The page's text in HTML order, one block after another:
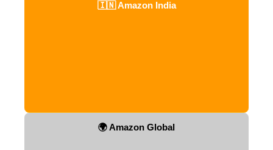
🇮🇳 Amazon India
🌍 Amazon Global